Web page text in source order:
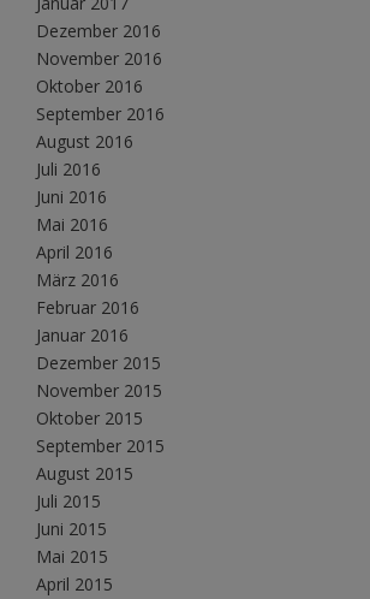
Dezember 2016
November 2016
Oktober 2016
September 2016
August 2016
Juli 2016
Juni 2016
Mai 2016
April 2016
März 2016
Februar 2016
Januar 2016
Dezember 2015
November 2015
Oktober 2015
September 2015
August 2015
Juli 2015
Juni 2015
Mai 2015
April 2015